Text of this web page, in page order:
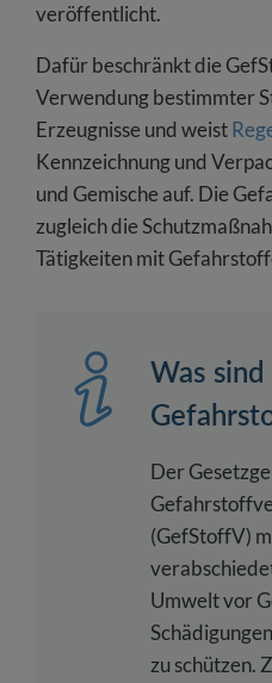
veröffentlicht.
Dafür beschränkt die
Verwendung bestimmter
Erzeugnisse und weist
Kennzeichnung und
und Gemische auf. Die
zugleich die
Tätigkeiten mit
Was
Der
(GefStoffV)
Umwelt vor
zu schützen.